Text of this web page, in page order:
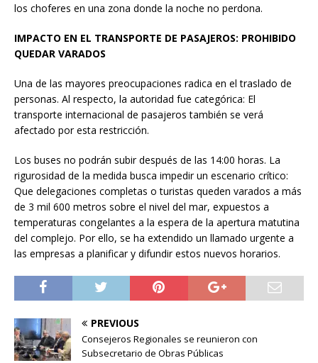
los choferes en una zona donde la noche no perdona.
IMPACTO EN EL TRANSPORTE DE PASAJEROS: PROHIBIDO
QUEDAR VARADOS
Una de las mayores preocupaciones radica en el traslado de
personas. Al respecto, la autoridad fue categórica: El
transporte internacional de pasajeros también se verá
afectado por esta restricción.
Los buses no podrán subir después de las 14:00 horas. La
rigurosidad de la medida busca impedir un escenario crítico:
Que delegaciones completas o turistas queden varados a más
de 3 mil 600 metros sobre el nivel del mar, expuestos a
temperaturas congelantes a la espera de la apertura matutina
del complejo. Por ello, se ha extendido un llamado urgente a
las empresas a planificar y difundir estos nuevos horarios.
PREVIOUS
Consejeros Regionales se reunieron con
Subsecretario de Obras Públicas